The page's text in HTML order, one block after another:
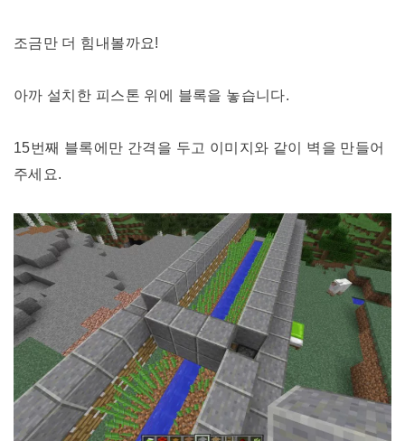
조금만 더 힘내볼까요!
아까 설치한 피스톤 위에 블록을 놓습니다.
15번째 블록에만 간격을 두고 이미지와 같이 벽을 만들어
주세요.